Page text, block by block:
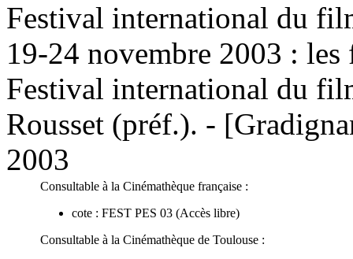
Festival international du
19-24 novembre 2003 :
Festival international du
Rousset (préf.). -
2003
Consultable à la Cinémathèque française :
cote : FEST PES 03 (Accès libre)
Consultable à la Cinémathèque de Toulouse :